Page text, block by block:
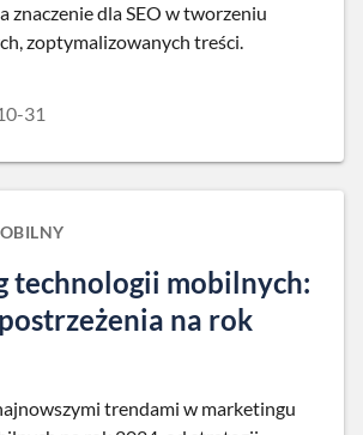
znaczenie dla SEO w tworzeniu
zoptymalizowanych treści.
31
technologii mobilnych:
na rok
trendami w marketingu